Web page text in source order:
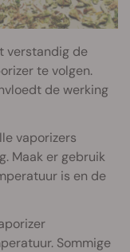
verstandig de
te volgen.
de werking
vaporizers
Maak er gebruik
is en de
Sommige